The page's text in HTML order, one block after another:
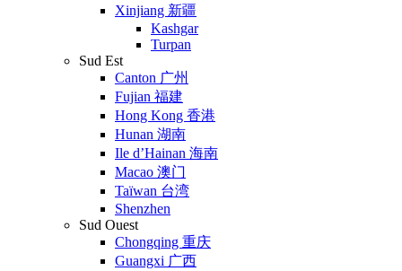
Xinjiang 新疆
Kashgar
Turpan
Sud Est
Canton 广州
Fujian 福建
Hong Kong 香港
Hunan 湖南
Ile d’Hainan 海南
Macao 澳门
Taïwan 台湾
Shenzhen
Sud Ouest
Chongqing 重庆
Guangxi 广西